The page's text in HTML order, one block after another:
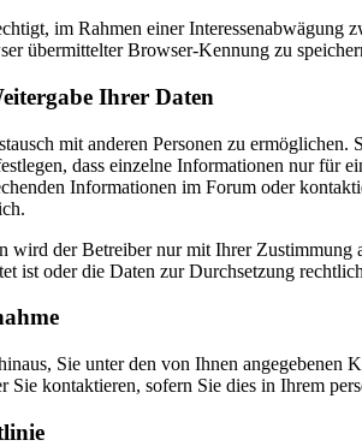
im Rahmen einer
übermittelter Browser-Kennung zu
Ihrer Daten
mit anderen Personen zu
dass einzelne Informationen nur für
Informationen im Forum oder
wird der Betreiber nur mit Ihrer
ist oder die Daten zur Durchsetzung
Sie unter den von Ihnen
Sie kontaktieren, sofern Sie dies in Ihrem